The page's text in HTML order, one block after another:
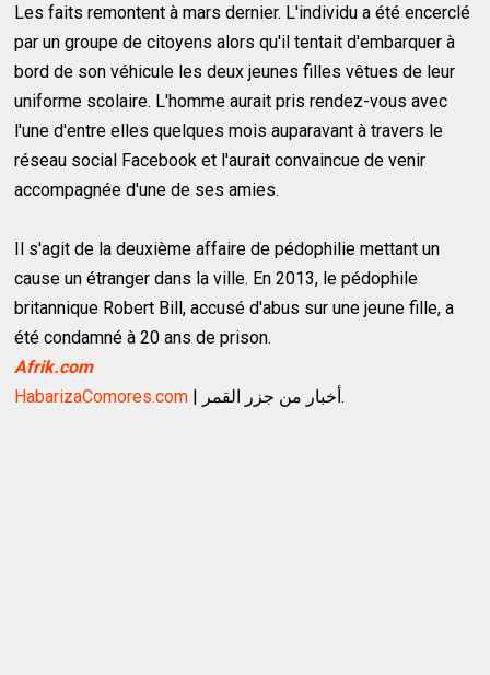
Les faits remontent à mars dernier. L'individu a été encerclé
par un groupe de citoyens alors qu'il tentait d'embarquer à
bord de son véhicule les deux jeunes filles vêtues de leur
uniforme scolaire. L'homme aurait pris rendez-vous avec
l'une d'entre elles quelques mois auparavant à travers le
réseau social Facebook et l'aurait convaincue de venir
accompagnée d'une de ses amies.
Il s'agit de la deuxième affaire de pédophilie mettant un
cause un étranger dans la ville. En 2013, le pédophile
britannique Robert Bill, accusé d'abus sur une jeune fille, a
été condamné à 20 ans de prison.
Afrik.com
HabarizaComores.com
| أخبار من جزر القمر.